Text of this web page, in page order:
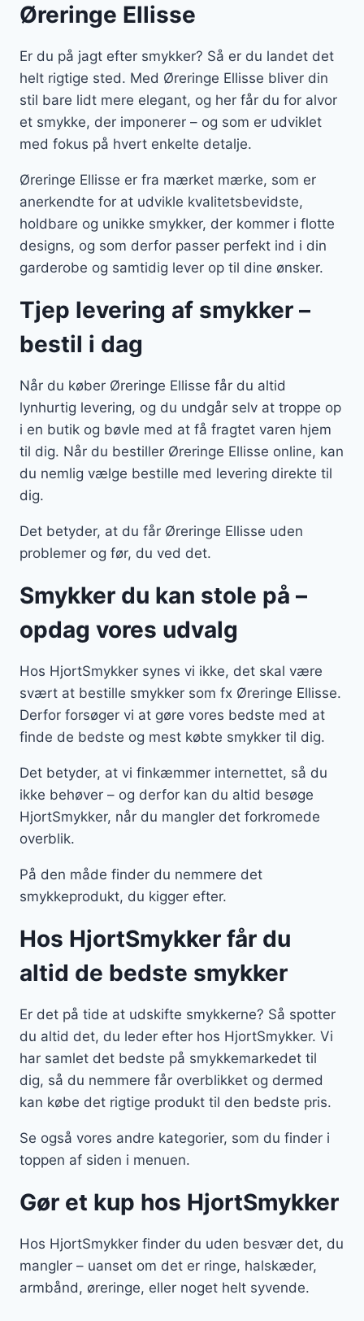
Øreringe Ellisse
Er du på jagt efter smykker? Så er du landet det
helt rigtige sted. Med Øreringe Ellisse bliver din
stil bare lidt mere elegant, og her får du for alvor
et smykke, der imponerer – og som er udviklet
med fokus på hvert enkelte detalje.
Øreringe Ellisse er fra mærket mærke, som er
anerkendte for at udvikle kvalitetsbevidste,
holdbare og unikke smykker, der kommer i flotte
designs, og som derfor passer perfekt ind i din
garderobe og samtidig lever op til dine ønsker.
Tjep levering af smykker –
bestil i dag
Når du køber Øreringe Ellisse får du altid
lynhurtig levering, og du undgår selv at troppe op
i en butik og bøvle med at få fragtet varen hjem
til dig. Når du bestiller Øreringe Ellisse online, kan
du nemlig vælge bestille med levering direkte til
dig.
Det betyder, at du får Øreringe Ellisse uden
problemer og før, du ved det.
Smykker du kan stole på –
opdag vores udvalg
Hos HjortSmykker synes vi ikke, det skal være
svært at bestille smykker som fx Øreringe Ellisse.
Derfor forsøger vi at gøre vores bedste med at
finde de bedste og mest købte smykker til dig.
Det betyder, at vi finkæmmer internettet, så du
ikke behøver – og derfor kan du altid besøge
HjortSmykker, når du mangler det forkromede
overblik.
På den måde finder du nemmere det
smykkeprodukt, du kigger efter.
Hos HjortSmykker får du
altid de bedste smykker
Er det på tide at udskifte smykkerne? Så spotter
du altid det, du leder efter hos HjortSmykker. Vi
har samlet det bedste på smykkemarkedet til
dig, så du nemmere får overblikket og dermed
kan købe det rigtige produkt til den bedste pris.
Se også vores andre kategorier, som du finder i
toppen af siden i menuen.
Gør et kup hos HjortSmykker
Hos HjortSmykker finder du uden besvær det, du
mangler – uanset om det er ringe, halskæder,
armbånd, øreringe, eller noget helt syvende.